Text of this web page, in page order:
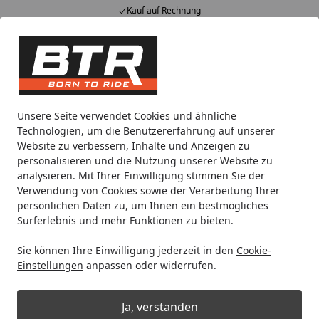
Unsere Seite verwendet Cookies und ähnliche
Technologien, um die Benutzererfahrung auf unserer
Website zu verbessern, Inhalte und Anzeigen zu
personalisieren und die Nutzung unserer Website zu
analysieren. Mit Ihrer Einwilligung stimmen Sie der
Verwendung von Cookies sowie der Verarbeitung Ihrer
persönlichen Daten zu, um Ihnen ein bestmögliches
Surferlebnis und mehr Funktionen zu bieten.
Sie können Ihre Einwilligung jederzeit in den Cookie-
Einstellungen anpassen oder widerrufen.
Ja, verstanden
Kauf auf Rechnung
Alle Produkte
Mein Konto
Suchen
Startseite
Zentralständer EVOLIFT® Zentralständer Adapterplatten
Adapterplatte für Aprilia Tuono
1000 R 06-11